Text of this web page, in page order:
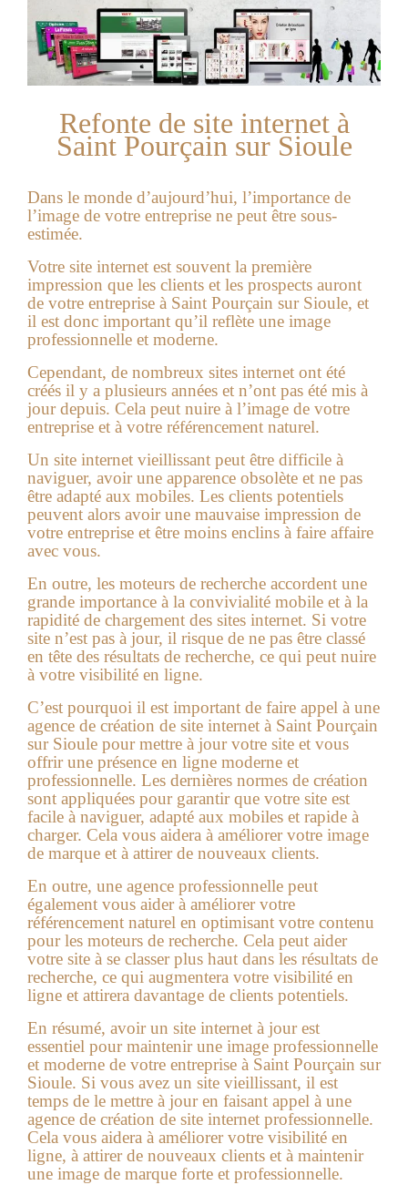
Refonte de site internet à
Saint Pourçain sur Sioule
Dans le monde d’aujourd’hui, l’importance de
l’image de votre entreprise ne peut être sous-
estimée.
Votre site internet est souvent la première
impression que les clients et les prospects auront
de votre entreprise à Saint Pourçain sur Sioule, et
il est donc important qu’il reflète une image
professionnelle et moderne.
Cependant, de nombreux sites internet ont été
créés il y a plusieurs années et n’ont pas été mis à
jour depuis. Cela peut nuire à l’image de votre
entreprise et à votre référencement naturel.
Un site internet vieillissant peut être difficile à
naviguer, avoir une apparence obsolète et ne pas
être adapté aux mobiles. Les clients potentiels
peuvent alors avoir une mauvaise impression de
votre entreprise et être moins enclins à faire affaire
avec vous.
En outre, les moteurs de recherche accordent une
grande importance à la convivialité mobile et à la
rapidité de chargement des sites internet. Si votre
site n’est pas à jour, il risque de ne pas être classé
en tête des résultats de recherche, ce qui peut nuire
à votre visibilité en ligne.
C’est pourquoi il est important de faire appel à une
agence de création de site internet à Saint Pourçain
sur Sioule pour mettre à jour votre site et vous
offrir une présence en ligne moderne et
professionnelle. Les dernières normes de création
sont appliquées pour garantir que votre site est
facile à naviguer, adapté aux mobiles et rapide à
charger. Cela vous aidera à améliorer votre image
de marque et à attirer de nouveaux clients.
En outre, une agence professionnelle peut
également vous aider à améliorer votre
référencement naturel en optimisant votre contenu
pour les moteurs de recherche. Cela peut aider
votre site à se classer plus haut dans les résultats de
recherche, ce qui augmentera votre visibilité en
ligne et attirera davantage de clients potentiels.
En résumé, avoir un site internet à jour est
essentiel pour maintenir une image professionnelle
et moderne de votre entreprise à Saint Pourçain sur
Sioule. Si vous avez un site vieillissant, il est
temps de le mettre à jour en faisant appel à une
agence de création de site internet professionnelle.
Cela vous aidera à améliorer votre visibilité en
ligne, à attirer de nouveaux clients et à maintenir
une image de marque forte et professionnelle.